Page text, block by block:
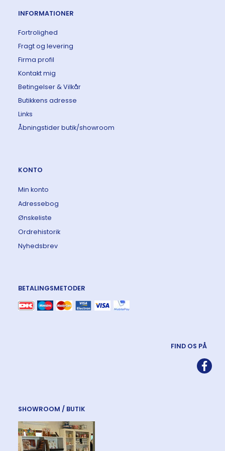
INFORMATIONER
Fortrolighed
Fragt og levering
Firma profil
Kontakt mig
Betingelser & Vilkår
Butikkens adresse
Links
Åbningstider butik/showroom
KONTO
Min konto
Adressebog
Ønskeliste
Ordrehistorik
Nyhedsbrev
BETALINGSMETODER
FIND OS PÅ
SHOWROOM / BUTIK